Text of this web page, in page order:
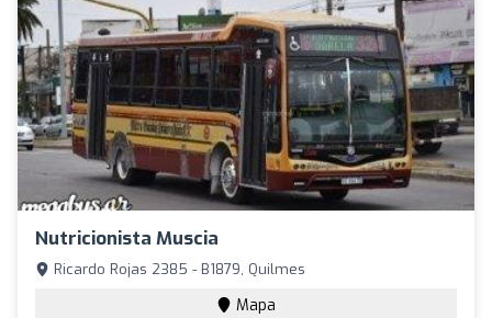
Nutricionista Muscia
Ricardo Rojas 2385 - B1879, Quilmes
Mapa